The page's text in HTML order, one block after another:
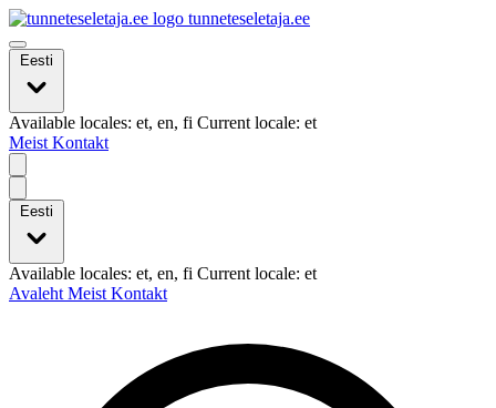
tunneteseletaja.ee
Eesti
Available locales: et, en, fi Current locale: et
Meist Kontakt
Eesti
Available locales: et, en, fi Current locale: et
Avaleht Meist Kontakt